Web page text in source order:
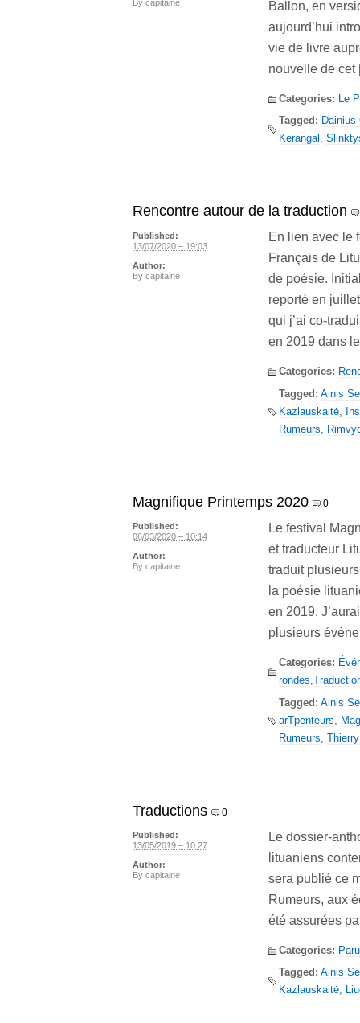
Ballon, en
aujourd’hui
vie de livre
nouvelle de
Categories:
Le
Tagged: Dainius
Kerangal ,
By capitaine
Rencontre autour de la traduction
En lien avec le
Français de
de poésie.
reporté en
qui j’ai co-
en 2019 dans
Categories:
Tagged: Ainis
Kazlauskaitė
Rumeurs
Published:
13/07/2020 – 19:03
Author:
By capitaine
Magnifique Printemps 2020 0
Le festival
et traducteur
traduit
la poésie
en 2019.
plusieurs
Categories:
rondes
Tagged: Ainis
arTpenteurs
Rumeurs
Published:
06/03/2020 – 10:14
Author:
By capitaine
Traductions 0
Le dossier-
lituaniens
sera publié ce
Rumeurs, aux
été assurées
Categories:
Tagged: Ainis
Kazlauskaitė,
Published:
13/05/2019 – 10:27
Author:
By capitaine